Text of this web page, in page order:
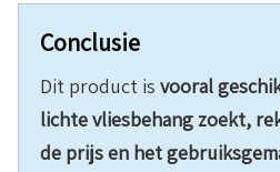
Conclusie
Dit product is vooral
lichte vliesbehang zoekt,
de prijs en het